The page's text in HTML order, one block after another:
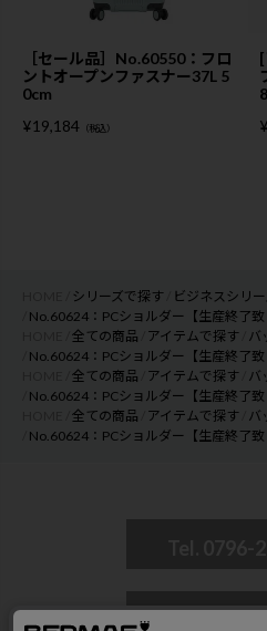
［セール品］No.60550：フロ
ントオープンファスナー37L 5
0cm
¥19,184 （税込）
¥
シリーズで探す
ビジネスシリー
No.60624：PCショルダー【生産終了致
全ての商品 アイテムで探す バ
No.60624：PCショルダー【生産終了致
全ての商品 アイテムで探す バ
No.60624：PCショルダー【生産終了致
全ての商品 アイテムで探す バ
No.60624：PCショルダー【生産終了致